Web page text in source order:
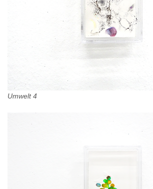
Umwelt 4